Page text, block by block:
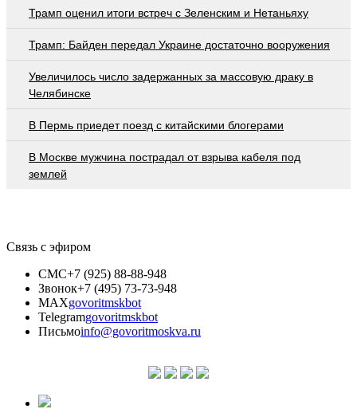
Трамп оценил итоги встреч с Зеленским и Нетаньяху
Трамп: Байден передал Украине достаточно вооружения
Увеличилось число задержанных за массовую драку в
Челябинске
В Пермь приедет поезд с китайскими блогерами
В Москве мужчина пострадал от взрыва кабеля под
землей
Связь с эфиром
СМС+7 (925) 88-88-948
Звонок+7 (495) 73-73-948
MAXgovoritmskbot
Telegramgovoritmskbot
Письмоinfo@govoritmoskva.ru